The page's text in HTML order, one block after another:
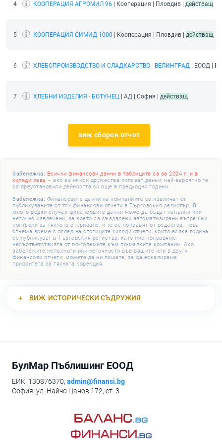
4 КООПЕРАЦИЯ АГРОМИЛ 96 | Кооперация | Пловдив | действащ
5 КООПЕРАЦИЯ СИМИД 1000 | Кооперация | Пловдив | действащ
6 ХЛЕБОПРОИЗВОДСТВО И СЛАДКАРСТВО - ВЕЛИНГРАД | ЕООД |
7 ХЛЕБНИ ИЗДЕЛИЯ - БОТУНЕЦ | АД | София | действащ
виж сборен отчет
Забележка: Всички финансови данни в таблиците са за 2024 г. и в
хиляди лева – ако за някои дружества липсват данни, най-вероятно те
са преустановили дейността си още в предходни години.
Забележка: Финансовите данни на компаниите се извличат от
публикуваните от тях финансови отчети в Търговския регистър. В
много редки случаи финансовите данни може да бъдат непълни или
неточно извлечени, за което са създадени автоматизирани вътрешни
контроли за тяхното откриване, и те се поправят от редактор. Това
отнема време с оглед на стотиците хиляди отчети, които всяка година
се публикуват в Търговския регистър, като ние поправяме
несъответствията от по-големите към по-малките компании. Ако
забележите непълноти или неточности във вашите или в други
финансови отчети, можете да ни пишете, за да ескалираме
приоритета за тяхната корекция.
ВИЖ ИСТОРИЧЕСКИ СЪДРУЖИЯ
БулМар Пъблишинг ЕООД
ЕИК: 130876370, admin@finansi.bg
София, ул. Найчо Цанов 172, ет. 3